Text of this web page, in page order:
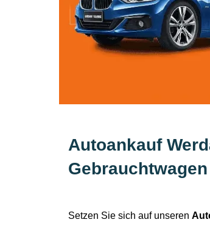
Autoankauf
Setzen Sie sich auf unseren